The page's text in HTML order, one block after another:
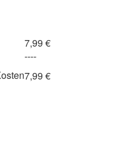
7,99 €
----
7,99 €